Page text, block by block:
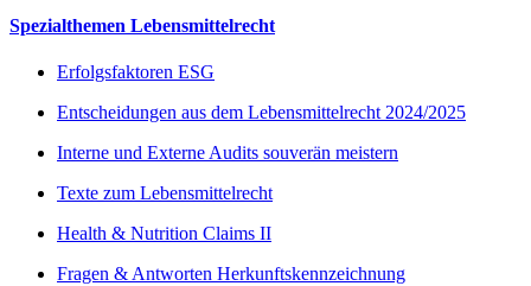
Spezialthemen Lebensmittelrecht
Erfolgsfaktoren ESG
Entscheidungen aus dem Lebensmittelrecht 2024/2025
Interne und Externe Audits souverän meistern
Texte zum Lebensmittelrecht
Health & Nutrition Claims II
Fragen & Antworten Herkunftskennzeichnung